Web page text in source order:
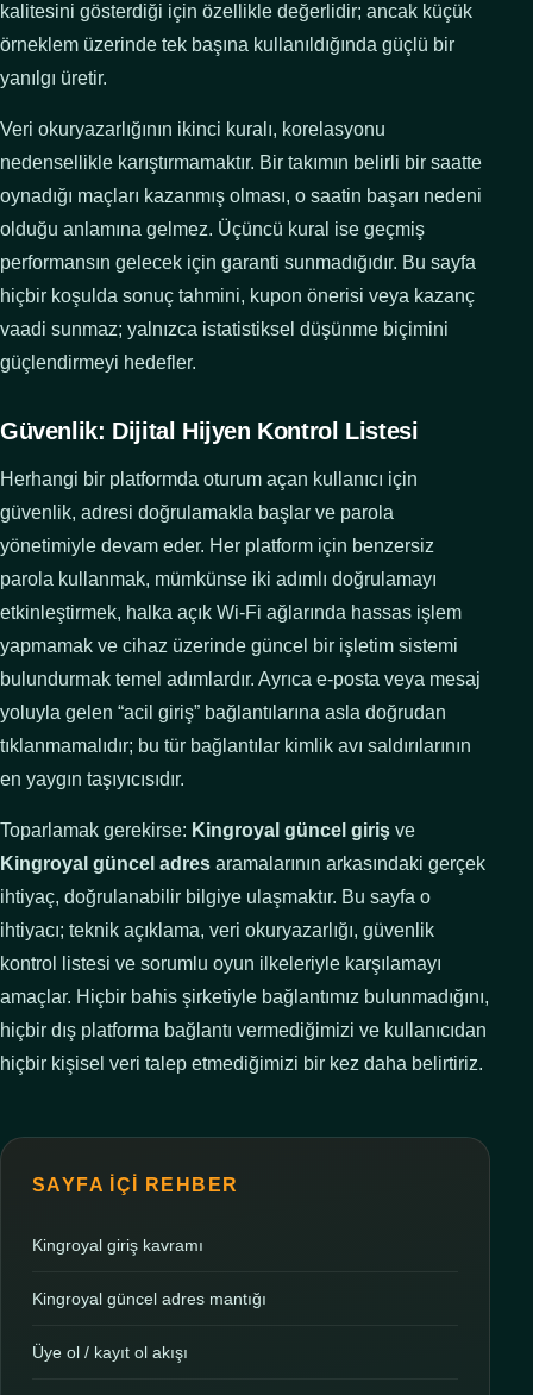
kalitesini gösterdiği için özellikle değerlidir; ancak küçük
örneklem üzerinde tek başına kullanıldığında güçlü bir
yanılgı üretir.
Veri okuryazarlığının ikinci kuralı, korelasyonu
nedensellikle karıştırmamaktır. Bir takımın belirli bir saatte
oynadığı maçları kazanmış olması, o saatin başarı nedeni
olduğu anlamına gelmez. Üçüncü kural ise geçmiş
performansın gelecek için garanti sunmadığıdır. Bu sayfa
hiçbir koşulda sonuç tahmini, kupon önerisi veya kazanç
vaadi sunmaz; yalnızca istatistiksel düşünme biçimini
güçlendirmeyi hedefler.
Güvenlik: Dijital Hijyen Kontrol Listesi
Herhangi bir platformda oturum açan kullanıcı için
güvenlik, adresi doğrulamakla başlar ve parola
yönetimiyle devam eder. Her platform için benzersiz
parola kullanmak, mümkünse iki adımlı doğrulamayı
etkinleştirmek, halka açık Wi-Fi ağlarında hassas işlem
yapmamak ve cihaz üzerinde güncel bir işletim sistemi
bulundurmak temel adımlardır. Ayrıca e-posta veya mesaj
yoluyla gelen “acil giriş” bağlantılarına asla doğrudan
tıklanmamalıdır; bu tür bağlantılar kimlik avı saldırılarının
en yaygın taşıyıcısıdır.
Toparlamak gerekirse: Kingroyal güncel giriş ve
Kingroyal güncel adres aramalarının arkasındaki gerçek
ihtiyaç, doğrulanabilir bilgiye ulaşmaktır. Bu sayfa o
ihtiyacı; teknik açıklama, veri okuryazarlığı, güvenlik
kontrol listesi ve sorumlu oyun ilkeleriyle karşılamayı
amaçlar. Hiçbir bahis şirketiyle bağlantımız bulunmadığını,
hiçbir dış platforma bağlantı vermediğimizi ve kullanıcıdan
hiçbir kişisel veri talep etmediğimizi bir kez daha belirtiriz.
SAYFA İÇI REHBER
Kingroyal giriş kavramı
Kingroyal güncel adres mantığı
Üye ol / kayıt ol akışı